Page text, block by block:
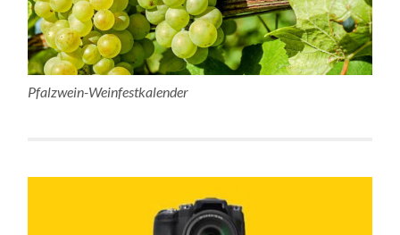
Pfalzwein-Weinfestkalender